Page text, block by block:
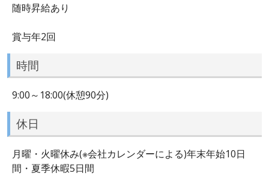
随時昇給あり
賞与年2回
時間
9:00～18:00(休憩90分)
休日
月曜・火曜休み(※会社カレンダーによる)年末年始10日
間・夏季休暇5日間